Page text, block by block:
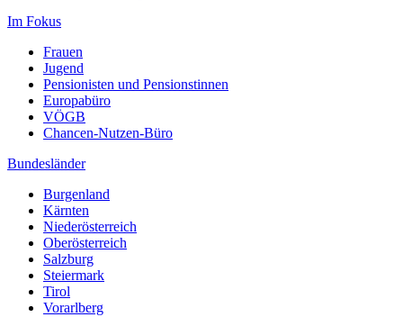
Im Fokus
Frauen
Jugend
Pensionisten und Pensionstinnen
Europabüro
VÖGB
Chancen-Nutzen-Büro
Bundesländer
Burgenland
Kärnten
Niederösterreich
Oberösterreich
Salzburg
Steiermark
Tirol
Vorarlberg